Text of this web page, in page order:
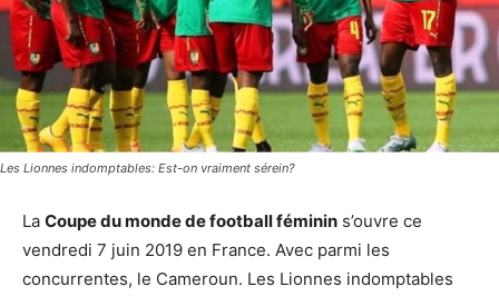
Les Lionnes indomptables: Est-on vraiment sérein?
La Coupe du monde de football féminin s’ouvre ce
vendredi 7 juin 2019 en France. Avec parmi les
concurrentes, le Cameroun. Les Lionnes indomptables